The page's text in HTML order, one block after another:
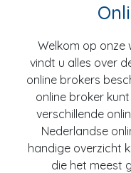
Welkom op onze
vindt u alles over
online brokers
online broker
verschillende
Nederlandse
handige overzicht
die het meest